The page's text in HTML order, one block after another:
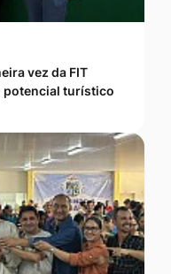
vez da FIT
potencial turístico